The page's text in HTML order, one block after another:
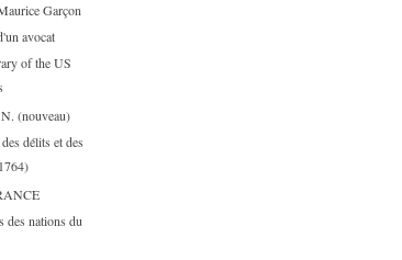
Garçon
avocat
of the US
(nouveau)
délits et des
des nations du